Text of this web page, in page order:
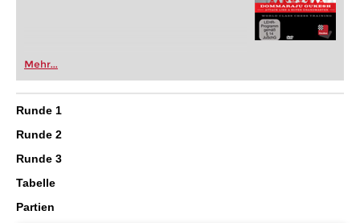
Mehr...
Runde 1
Runde 2
Runde 3
Tabelle
Partien